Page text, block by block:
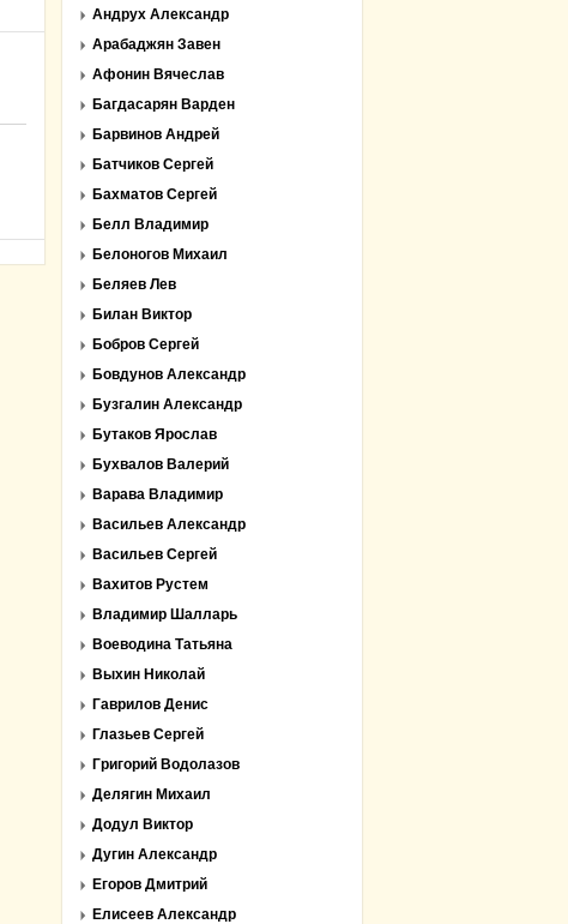
Андрух Александр
Арабаджян Завен
Афонин Вячеслав
Багдасарян Варден
Барвинов Андрей
Батчиков Сергей
Бахматов Сергей
Белл Владимир
Белоногов Михаил
Беляев Лев
Билан Виктор
Бобров Сергей
Бовдунов Александр
Бузгалин Александр
Бутаков Ярослав
Бухвалов Валерий
Варава Владимир
Васильев Александр
Васильев Сергей
Вахитов Рустем
Владимир Шалларь
Воеводина Татьяна
Выхин Николай
Гаврилов Денис
Глазьев Сергей
Григорий Водолазов
Делягин Михаил
Додул Виктор
Дугин Александр
Егоров Дмитрий
Елисеев Александр